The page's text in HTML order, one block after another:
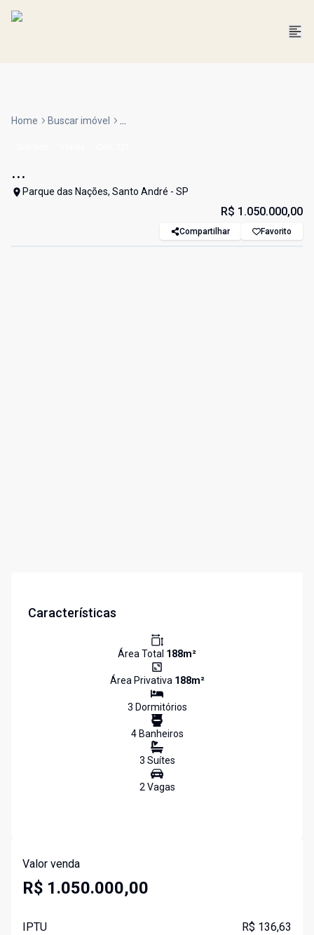
Home Buscar imóvel ...
...
Parque das Nações, Santo André - SP
R$ 1.050.000,00
Compartilhar Favorito
Características
Área Total 188m²
Área Privativa 188m²
3 Dormitórios
4Banheiros
3 Suítes
2Vagas
Valor venda
R$ 1.050.000,00
IPTU R$ 136,63